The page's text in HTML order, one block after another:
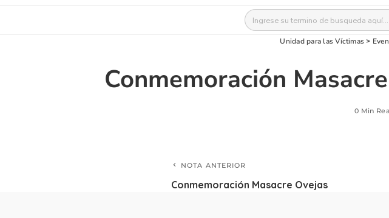
Buscar:
Unidad para las Víctimas >
Conmemoración
0 Min
NOTA ANTERIOR
Conmemoración Masacre Ovejas